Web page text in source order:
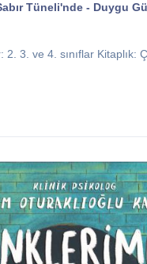
Tüneli'nde - Duygu
2. 3. ve 4. sınıflar Kitaplık: